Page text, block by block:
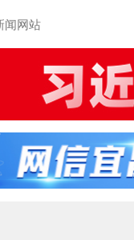
闻网站